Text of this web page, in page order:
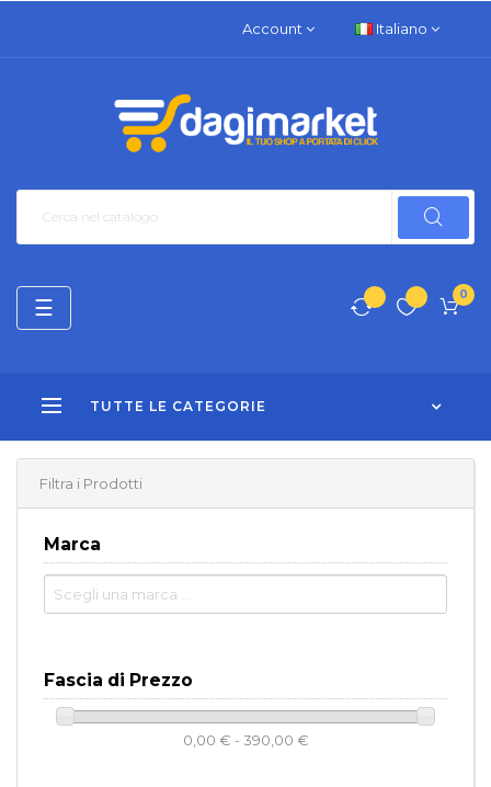
Account Italiano
0
TUTTE LE CATEGORIE
navigazione
Toggle
☰
Filtra i Prodotti
Marca
Fascia di Prezzo
0,00 € - 390,00 €